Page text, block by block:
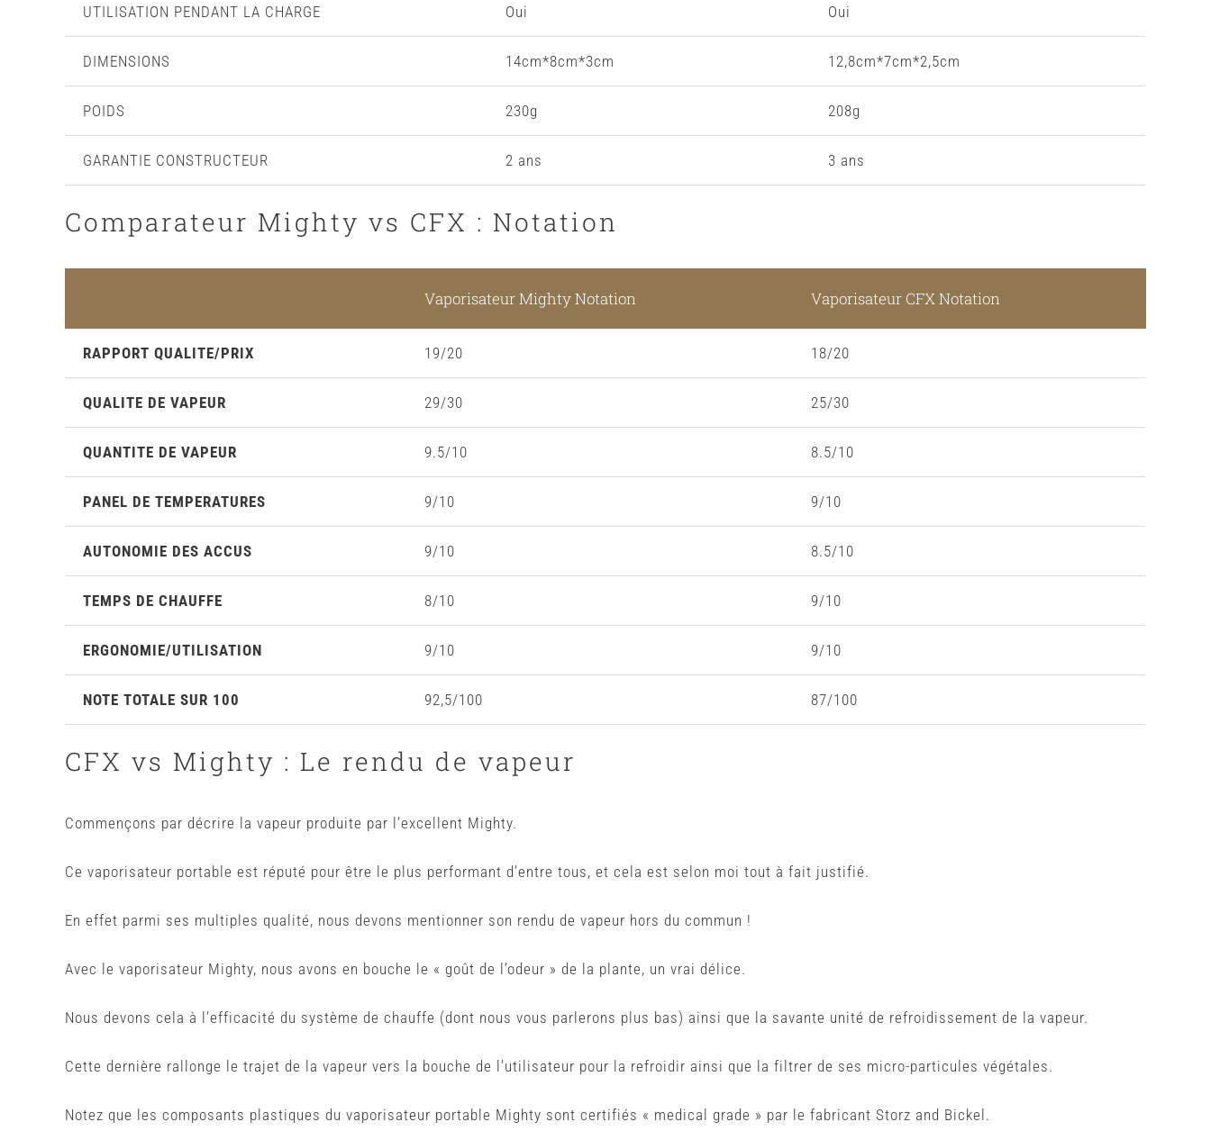
UTILISATION PENDANT LA CHARGE Oui Oui
DIMENSIONS 14cm*8cm*3cm 12,8cm*7cm*2,5cm
POIDS 230g 208g
GARANTIE CONSTRUCTEUR 2 ans 3 ans
Comparateur Mighty vs CFX : Notation
Vaporisateur Mighty Notation Vaporisateur CFX Notation
RAPPORT QUALITE/PRIX 19/20 18/20
QUALITE DE VAPEUR 29/30 25/30
QUANTITE DE VAPEUR 9.5/10 8.5/10
PANEL DE TEMPERATURES 9/10 9/10
AUTONOMIE DES ACCUS 9/10 8.5/10
TEMPS DE CHAUFFE 8/10 9/10
ERGONOMIE/UTILISATION 9/10 9/10
NOTE TOTALE SUR 100 92,5/100 87/100
CFX vs Mighty : Le rendu de vapeur
Commençons par décrire la vapeur produite par l’excellent Mighty.
Ce vaporisateur portable est réputé pour être le plus performant d’entre tous, et cela est selon moi tout à fait justifié.
En effet parmi ses multiples qualité, nous devons mentionner son rendu de vapeur hors du commun !
Avec le vaporisateur Mighty, nous avons en bouche le « goût de l’odeur » de la plante, un vrai délice.
Nous devons cela à l’efficacité du système de chauffe (dont nous vous parlerons plus bas) ainsi que la savante unité de refroidissement de la vapeur.
Cette dernière rallonge le trajet de la vapeur vers la bouche de l’utilisateur pour la refroidir ainsi que la filtrer de ses micro-particules végétales.
Notez que les composants plastiques du vaporisateur portable Mighty sont certifiés « medical grade » par le fabricant Storz and Bickel.